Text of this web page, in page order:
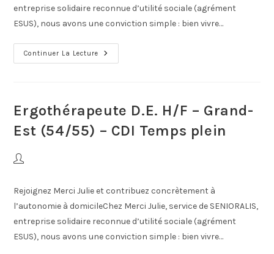
entreprise solidaire reconnue d’utilité sociale (agrément
ESUS), nous avons une conviction simple : bien vivre…
Continuer La Lecture
Ergothérapeute D.E. H/F – Grand-
Est (54/55) – CDI Temps plein
Rejoignez Merci Julie et contribuez concrètement à
l’autonomie à domicileChez Merci Julie, service de SENIORALIS,
entreprise solidaire reconnue d’utilité sociale (agrément
ESUS), nous avons une conviction simple : bien vivre…